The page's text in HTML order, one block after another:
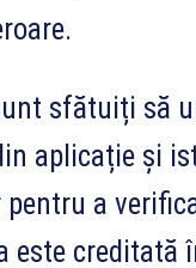
sfătuiți să
aplicație și
a
este creditată